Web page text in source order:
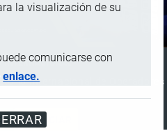
la visualización de su
comunicarse con
enlace.
INTERNACIONAL
Internacional de Operadores
ANUNCIAR